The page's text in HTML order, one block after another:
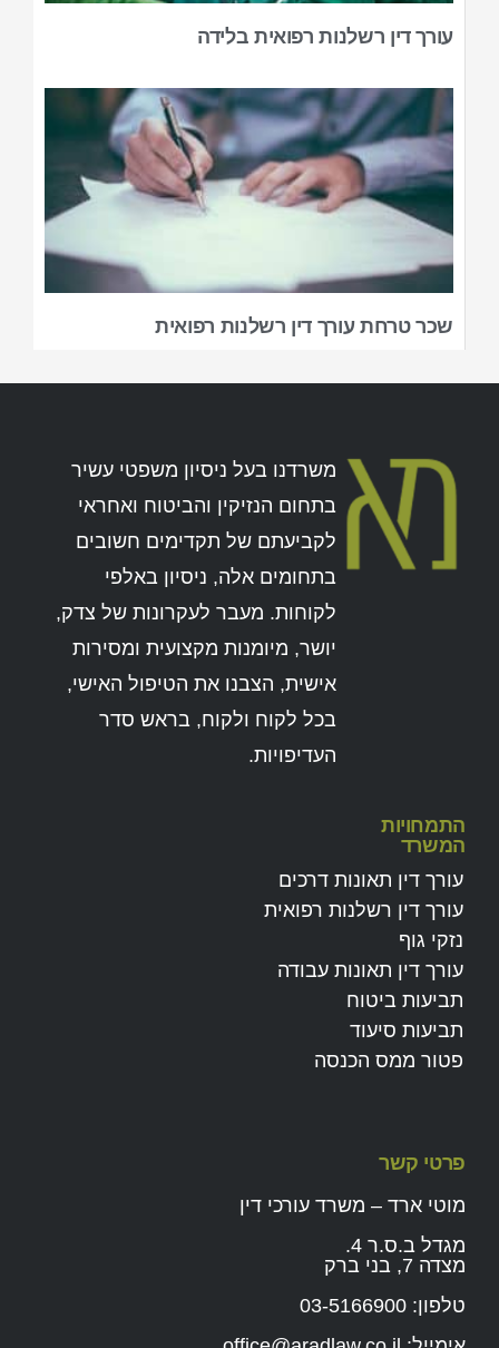
עורך דין רשלנות רפואית בלידה
שכר טרחת עורך דין רשלנות רפואית
משרדנו בעל ניסיון משפטי עשיר
בתחום הנזיקין והביטוח ואחראי
לקביעתם של תקדימים חשובים
בתחומים אלה, ניסיון באלפי
לקוחות. מעבר לעקרונות של צדק,
יושר, מיומנות מקצועית ומסירות
אישית, הצבנו את הטיפול האישי,
בכל לקוח ולקוח, בראש סדר
העדיפויות.
התמחויות
המשרד
עורך דין תאונות דרכים
עורך דין רשלנות רפואית
נזקי גוף
עורך דין תאונות עבודה
תביעות ביטוח
תביעות סיעוד
פטור ממס הכנסה
פרטי קשר
מוטי ארד – משרד עורכי דין
מגדל ב.ס.ר 4.
מצדה 7, בני ברק
טלפון: 03-5166900